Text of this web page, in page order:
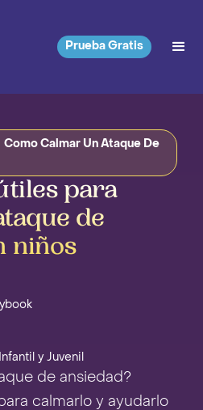
Prueba Gratis
Como Calmar Un Ataque De
para
de
niños
y Juvenil
de ansiedad?
calmarlo y ayudarlo